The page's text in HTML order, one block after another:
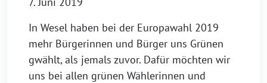
In Wesel haben bei der Europawahl 2019
mehr Bürgerinnen und Bürger uns Grünen
gwählt, als jemals zuvor. Dafür möchten wir
uns bei allen grünen Wählerinnen und